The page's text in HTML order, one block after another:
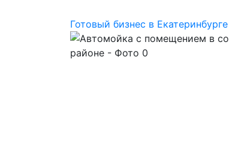
Готовый бизнес в Екатеринбурге